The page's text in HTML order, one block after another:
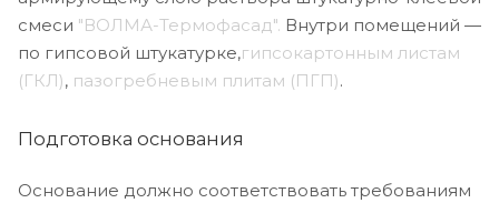
смеси "ВОЛМА-Термофасад". Внутри помещений —
по гипсовой штукатурке,гипсокартонным листам
(ГКЛ), пазогребневым плитам (ПГП).
Подготовка основания
Основание должно соответствовать требованиям